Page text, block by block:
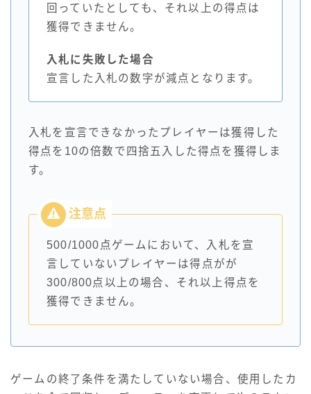
回っていたとしても、それ以上の得点は
獲得できません。
入札に失敗した場合
宣言した入札の数字が減点となります。
入札を宣言できなかったプレイヤーは獲得した
得点を10の倍数で四捨五入した得点を獲得しま
す。
500/1000点ゲームにおいて、入札を宣
言していないプレイヤーは得点がが
300/800点以上の場合、それ以上得点を
獲得できません。
ゲームの終了条件を満たしていない場合、使用したカ